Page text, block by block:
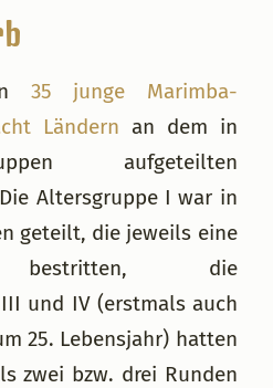
35 junge Marimba-
Ländern an dem in
aufgeteilten
Altersgruppe I war in
geteilt, die jeweils eine
bestritten, die
und IV (erstmals auch
25. Lebensjahr) hatten
zwei bzw. drei Runden